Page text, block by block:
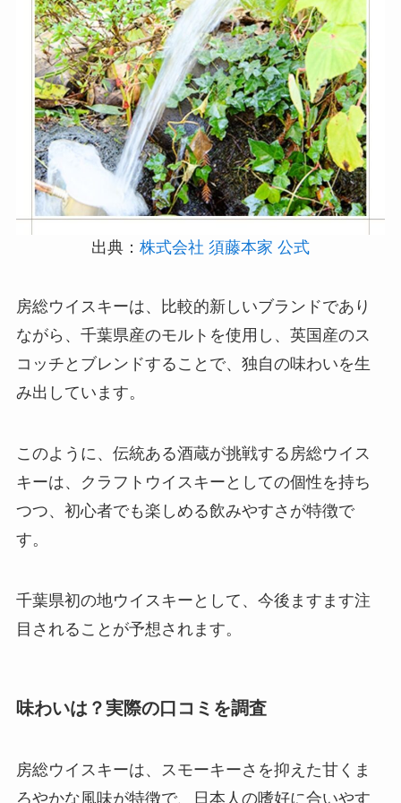
出典： 株式会社 須藤本家 公式
房総ウイスキーは、比較的新しいブランドであり
ながら、千葉県産のモルトを使用し、英国産のス
コッチとブレンドすることで、独自の味わいを生
み出しています。
このように、伝統ある酒蔵が挑戦する房総ウイス
キーは、クラフトウイスキーとしての個性を持ち
つつ、初心者でも楽しめる飲みやすさが特徴で
す。
千葉県初の地ウイスキーとして、今後ますます注
目されることが予想されます。
味わいは？実際の口コミを調査
房総ウイスキーは、スモーキーさを抑えた甘くま
ろやかな風味が特徴で、日本人の嗜好に合いやす